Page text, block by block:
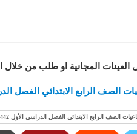
العينات المجانية او طلب من خلال
الرابع الابتدائي الفصل الدراسي
الصف الرابع الابتدائي الفصل الدراسي الأول 1442 هـ